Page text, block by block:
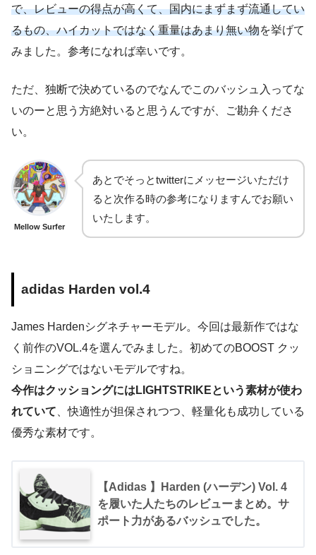
で、レビューの得点が高くて、国内にまずまず流通してい
るもの、ハイカットではなく重量はあまり無い物を挙げて
みました。参考になれば幸いです。
ただ、独断で決めているのでなんでこのバッシュ入ってな
いのーと思う方絶対いると思うんですが、ご勘弁くださ
い。
Mellow Surfer
あとでそっとtwitterにメッセージいただけ
ると次作る時の参考になりますんでお願い
いたします。
adidas Harden vol.4
James Hardenシグネチャーモデル。今回は最新作ではな
く前作のVOL.4を選んでみました。初めてのBOOST クッ
ショニングではないモデルですね。
今作はクッショングにはLIGHTSTRIKEという素材が使わ
れていて 、快適性が担保されつつ、軽量化も成功している
優秀な素材です。
【Adidas 】Harden (ハーデン) Vol. 4
を履いた人たちのレビューまとめ。サ
ポート力があるバッシュでした。